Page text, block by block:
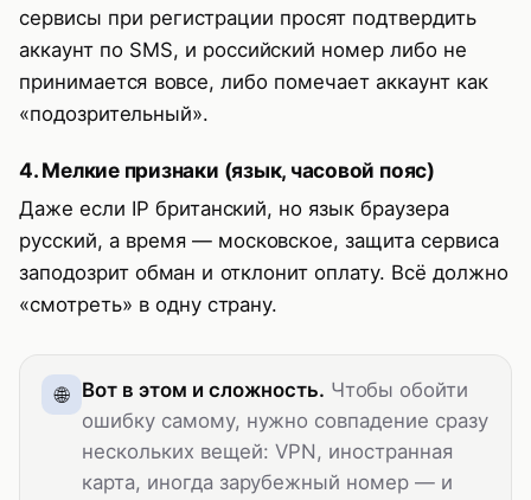
сервисы при регистрации просят подтвердить
аккаунт по SMS, и российский номер либо не
принимается вовсе, либо помечает аккаунт как
«подозрительный».
4. Мелкие признаки (язык, часовой пояс)
Даже если IP британский, но язык браузера
русский, а время — московское, защита сервиса
заподозрит обман и отклонит оплату. Всё должно
«смотреть» в одну страну.
Вот в этом и сложность. Чтобы обойти
ошибку самому, нужно совпадение сразу
нескольких вещей: VPN, иностранная
карта, иногда зарубежный номер — и